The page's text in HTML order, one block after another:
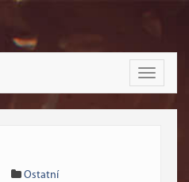
Toggle
Ostatní